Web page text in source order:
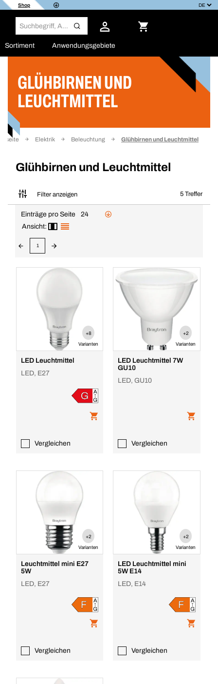
Shop
Sortiment Anwendungsgebiete
GLÜHBIRNEN UND
LEUCHTMITTEL
Elektrik Beleuchtung Glühbirnen und Leuchtmittel
Glühbirnen und Leuchtmittel
Filter anzeigen 5 Treffer
Filter
Einträge pro Seite
24
Ansicht:
1
+8
Varianten
LED Leuchtmittel
LED, E27
Vergleichen
+2
Varianten
LED Leuchtmittel 7W
GU10
LED, GU10
Vergleichen
+2
Varianten
Leuchtmittel mini E27
5W
LED, E27
Vergleichen
+2
Varianten
LED Leuchtmittel mini
5W E14
LED, E14
Vergleichen